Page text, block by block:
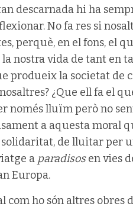
descarnada hi ha
No fa res si
perquè, en el fons, el
nostra vida de tant en
produeix la societat de
¿Que ell fa el
només lluïm però no
a aquesta moral
solidaritat, de lluitar per
a paradisosen vies
Europa.
com ho són altres obres